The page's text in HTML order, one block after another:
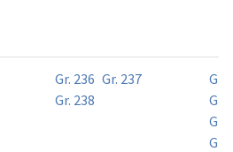
Gr. 236 Gr. 237
Gr. 238
Gr.
Gr.
Gr.
Gr.